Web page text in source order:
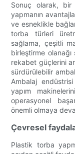
Sonuç olarak, bir
yapmanın
ve esneklikle
torba türleri
sağlama, çeşitli
birleştirme
rekabet güçlerini
sürdürülebilir
Ambalaj
yapım
operasyonel
önemli olmaya
Çevresel
Plastik torba